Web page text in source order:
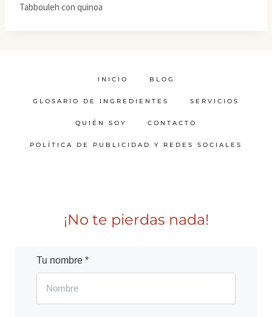
Tabbouleh con quinoa
INICIO BLOG
GLOSARIO DE INGREDIENTES SERVICIOS
QUIÉN SOY CONTACTO
POLÍTICA DE PUBLICIDAD Y REDES SOCIALES
¡No te pierdas nada!
Tu nombre *